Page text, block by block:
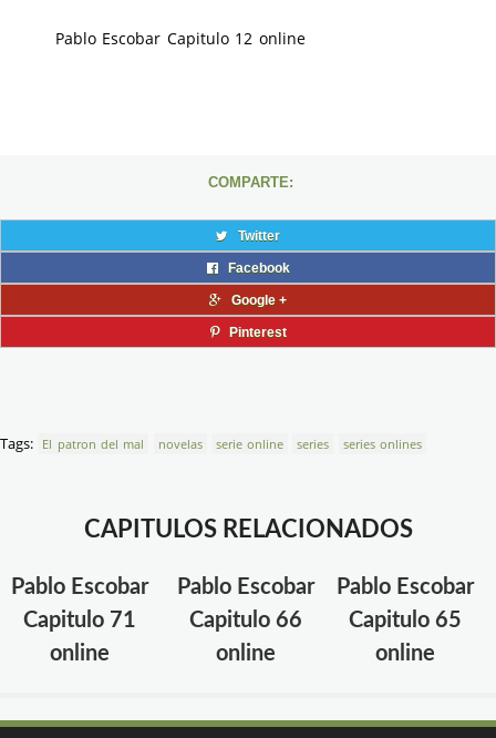
Pablo Escobar Capitulo 12 online
COMPARTE:
Twitter
Facebook
Google +
Pinterest
Tags: El patron del mal novelas serie online series series onlines
CAPITULOS RELACIONADOS
Pablo Escobar
Capitulo 71
online
Pablo Escobar
Capitulo 66
online
Pablo Escobar
Capitulo 65
online